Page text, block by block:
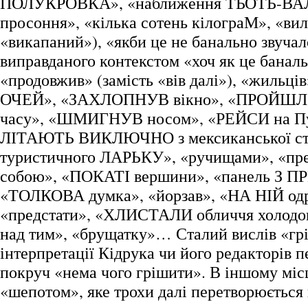
просоння», «кілька сотень кілограМ»,
«викапаний»), «якби це не банально
виправданого контекстом «хоч як це
«продовжив» (замість «вів далі»),
ОЧЕЙ», «ЗАХЛОПНУВ вікно», «ПРОЙШЛО
часу», «ШМИГНУВ носом», «РЕЙСИ на
ЛІТАЮТЬ ВИКЛЮЧНО з мексиканської
туристичного ЛАРЬКУ», «ручищами»,
собою», «ПОКАТІ вершини», «панель З
«ТОЛКОВА думка», «йорзав», «НА НІЙ
«предстати», «ХЛИСТАЛИ обличчя
над тим», «брущатку»… Сталий вислів
інтерпретації Кідрука чи його редакторів
покруч «нема чого грішити». В іншому
«шепотом», яке трохи далі